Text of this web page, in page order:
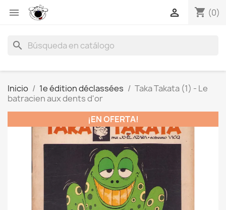
 shopping_cart (0)

search
Inicio 1e édition déclassées
Taka Takata (1) - Le
batracien aux dents d'or
¡EN OFERTA!